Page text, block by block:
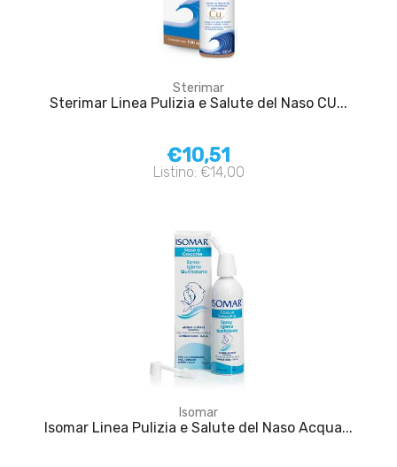
Sterimar
Sterimar Linea Pulizia e Salute del Naso CU...
€10,51
Listino: €14,00
Isomar
Isomar Linea Pulizia e Salute del Naso Acqua...